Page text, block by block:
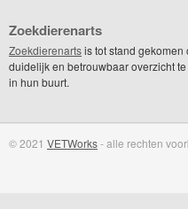
Zoekdierenarts
Zoekdierenartsis tot stand
duidelijk en betrouwbaar overzicht
in hun buurt.
© 2021 VETWorks- alle rechten